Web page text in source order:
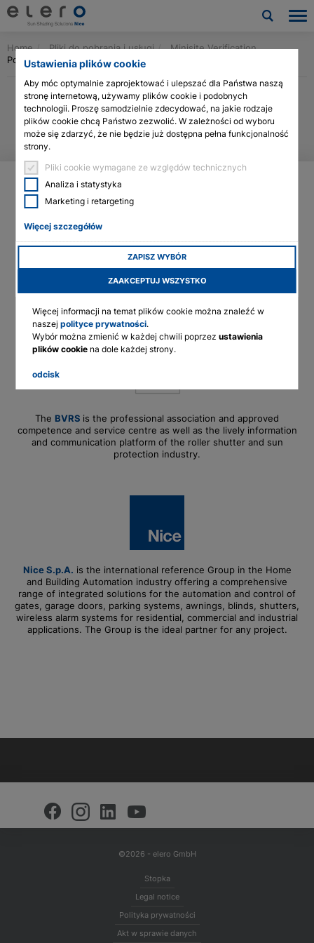
Ustawienia plików cookie
Aby móc optymalnie zaprojektować i ulepszać dla Państwa naszą
stronę internetową, używamy plików cookie i podobnych
technologii. Proszę samodzielnie zdecydować, na jakie rodzaje
plików cookie chcą Państwo zezwolić. W zależności od wyboru
może się zdarzyć, że nie będzie już dostępna pełna funkcjonalność
strony.
Pliki cookie wymagane ze względów technicznych
Analiza i statystyka
Marketing i retargeting
Więcej szczegółów
ZAPISZ WYBÓR
ZAAKCEPTUJ WSZYSTKO
Więcej informacji na temat plików cookie można znaleźć w
naszejpolityce prywatności.
Wybór można zmienić w każdej chwili poprzezustawienia
plików cookie na dole każdej strony.
odcisk
Produkty
Zastosowania
Aktualności i publikacje
Kontakt
Pliki do pobrania i usługi
English
Home Pliki do pobrania i usługi
Minisite Verification
Powrót do przeglądu
A second business division of elero GmbH in Pößneck,
Linear actuator technology
The BVRS is the professional association and approved
competence and service centre as well as the lively information
and communication platform of the roller shutter and sun
protection industry.
Nice S.p.A. is the international reference Group in the Home
and Building Automation industry offering a comprehensive
range of integrated solutions for the automation and control of
gates, garage doors, parking systems, awnings, blinds, shutters,
wireless alarm systems for residential, commercial and industrial
applications. The Group is the ideal partner for any project.
©2026 - elero GmbH
Stopka
Legal notice
Polityka prywatności
Akt w sprawie danych